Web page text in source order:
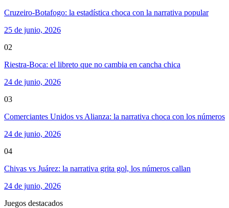
Cruzeiro-Botafogo: la estadística choca con la narrativa popular
25 de junio, 2026
02
Riestra-Boca: el libreto que no cambia en cancha chica
24 de junio, 2026
03
Comerciantes Unidos vs Alianza: la narrativa choca con los números
24 de junio, 2026
04
Chivas vs Juárez: la narrativa grita gol, los números callan
24 de junio, 2026
Juegos destacados